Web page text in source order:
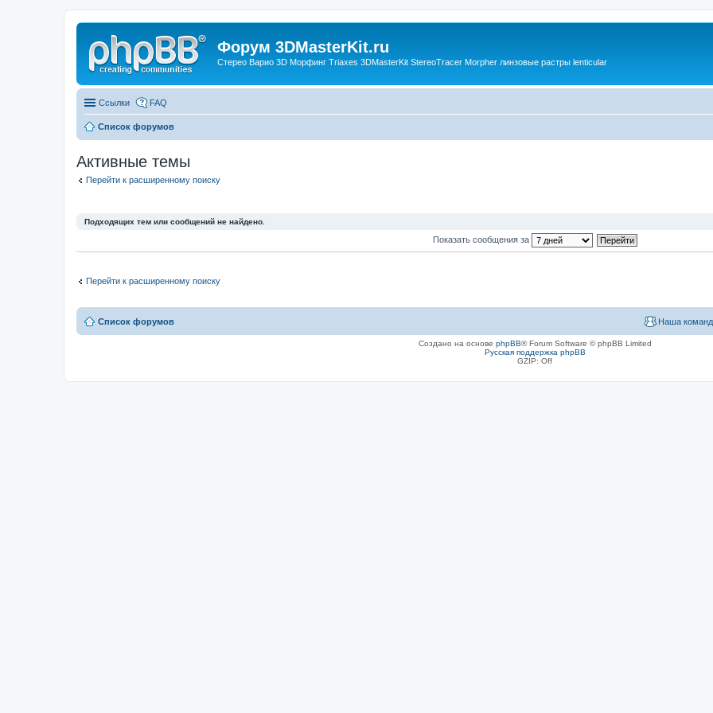
Форум 3DMasterKit.ru
Стерео Варио 3D Морфинг Triaxes 3DMasterKit StereoTracer Morpher линзовые растры lenticular
Ссылки FAQ
Список форумов
Активные темы
Перейти к расширенному поиску
Подходящих тем или сообщений не найдено.
Показать сообщения за
Перейти к расширенному поиску
Список форумов Наша
Создано на основе phpBB® Forum Software © phpBB Limited
Русская поддержка phpBB
GZIP: Off